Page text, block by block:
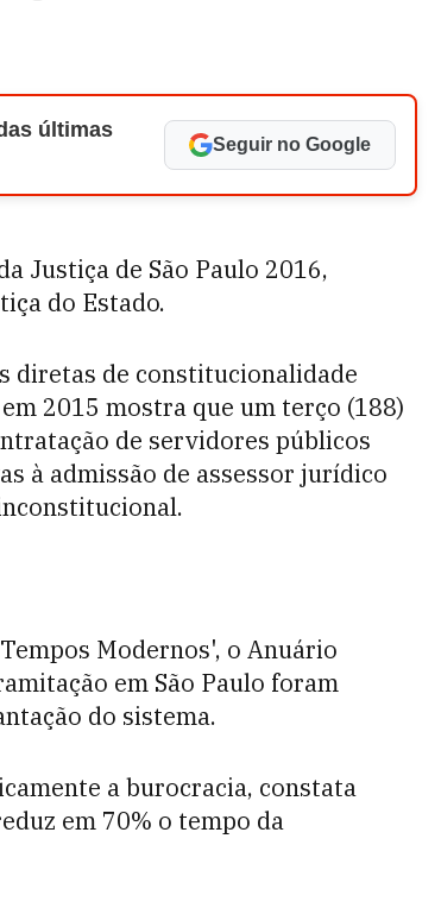
últimas
Seguir no Google
Justiça de São Paulo 2016,
do Estado.
diretas de constitucionalidade
2015 mostra que um terço (188)
de servidores públicos
à admissão de assessor jurídico
Modernos', o Anuário
em São Paulo foram
do sistema.
a burocracia, constata
em 70% o tempo da